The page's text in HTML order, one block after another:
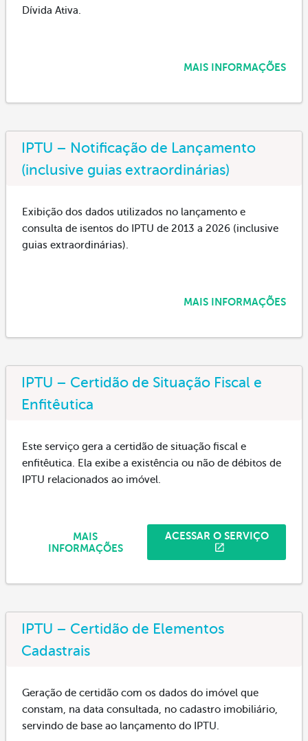
Dívida Ativa.
MAIS INFORMAÇÕES
IPTU – Notificação de Lançamento
(inclusive guias extraordinárias)
Exibição dos dados utilizados no lançamento e
consulta de isentos do IPTU de 2013 a 2026 (inclusive
guias extraordinárias).
MAIS INFORMAÇÕES
IPTU – Certidão de Situação Fiscal e
Enfitêutica
Este serviço gera a certidão de situação fiscal e
enfitêutica. Ela exibe a existência ou não de débitos de
IPTU relacionados ao imóvel.
ACESSAR O SERVIÇO
MAIS
INFORMAÇÕES
IPTU – Certidão de Elementos
Cadastrais
Geração de certidão com os dados do imóvel que
constam, na data consultada, no cadastro imobiliário,
servindo de base ao lançamento do IPTU.